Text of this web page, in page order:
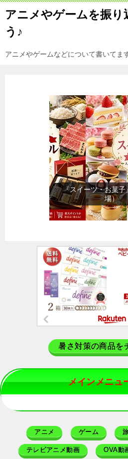
アニメやゲームを振り
う♪
アニメやゲームなどについて書いてま
『メンズファッショ
場）
暑さ対策の商品を
メインメニュ
アニメ ゲーム
テレビアニメ動画 OVA動